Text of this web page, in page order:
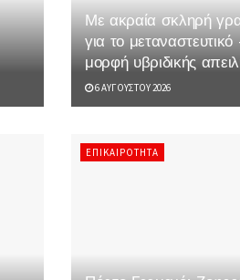
Με ακραία σκληρή
για το
μορφή υβριδικής
6 ΑΥΓΟΎΣΤΟΥ 2026
ΕΠΙΚΑΙΡΌΤΗΤΑ